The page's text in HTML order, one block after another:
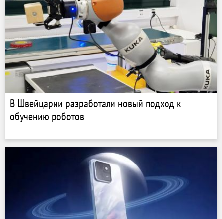
В Швейцарии разработали новый подход к
обучению роботов